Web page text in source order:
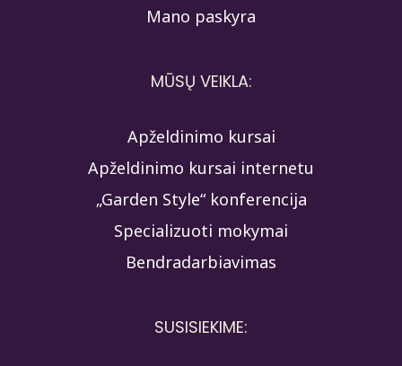
Mano paskyra
MŪSŲ VEIKLA:
Apželdinimo kursai
Apželdinimo kursai internetu
„Garden Style“ konferencija
Specializuoti mokymai
Bendradarbiavimas
SUSISIEKIME: